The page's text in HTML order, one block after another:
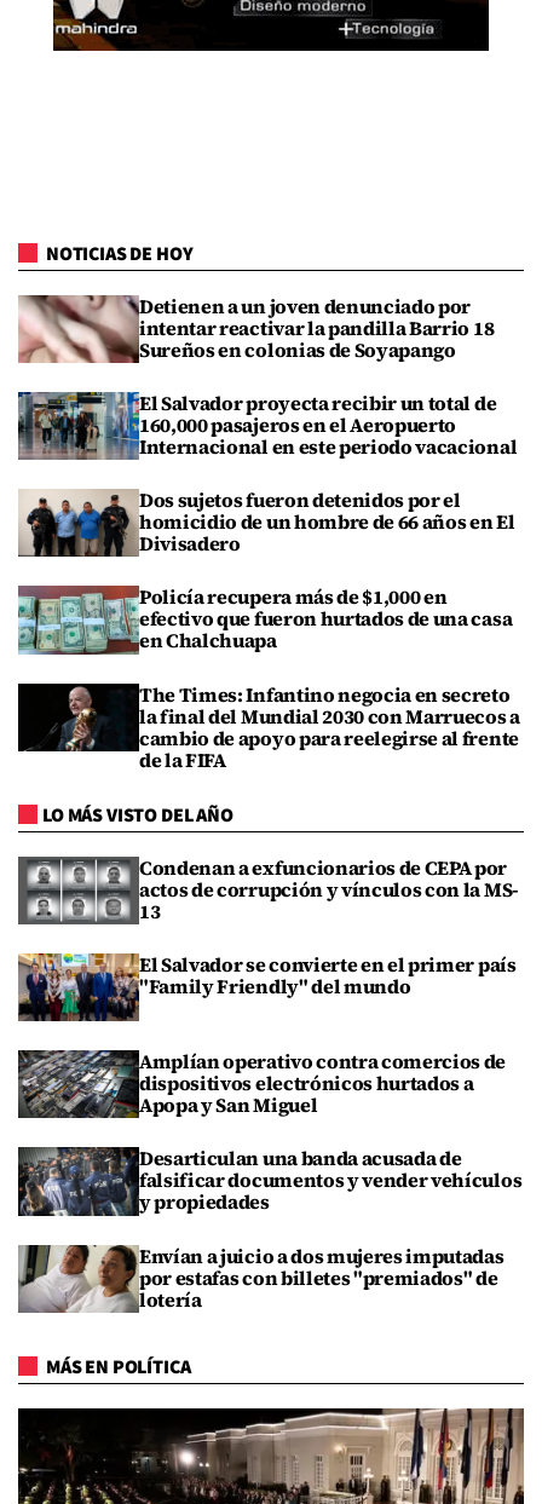
NOTICIAS DE HOY
Detienen a un joven denunciado por
intentar reactivar la pandilla Barrio 18
Sureños en colonias de Soyapango
El Salvador proyecta recibir un total de
160,000 pasajeros en el Aeropuerto
Internacional en este periodo vacacional
Dos sujetos fueron detenidos por el
homicidio de un hombre de 66 años en El
Divisadero
Policía recupera más de $1,000 en
efectivo que fueron hurtados de una casa
en Chalchuapa
The Times: Infantino negocia en secreto
la final del Mundial 2030 con Marruecos a
cambio de apoyo para reelegirse al frente
de la FIFA
LO MÁS VISTO DEL AÑO
Condenan a exfuncionarios de CEPA por
actos de corrupción y vínculos con la MS-
13
El Salvador se convierte en el primer país
"Family Friendly" del mundo
Amplían operativo contra comercios de
dispositivos electrónicos hurtados a
Apopa y San Miguel
Desarticulan una banda acusada de
falsificar documentos y vender vehículos
y propiedades
Envían a juicio a dos mujeres imputadas
por estafas con billetes "premiados" de
lotería
MÁS EN POLÍTICA